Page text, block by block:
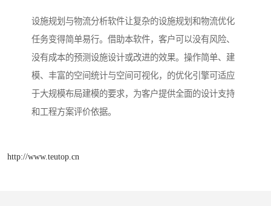
设施规划与物流分析软件让复杂的设施规划和物流优化
任务变得简单易行。借助本软件，客户可以没有风险、
没有成本的预测设施设计或改进的效果。操作简单、建
模、丰富的空间统计与空间可视化，的优化引擎可适应
于大规模布局建模的要求，为客户提供全面的设计支持
和工程方案评价依据。
http://www.teutop.cn